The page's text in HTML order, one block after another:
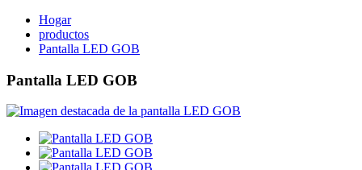
Hogar
productos
Pantalla LED GOB
Pantalla LED GOB